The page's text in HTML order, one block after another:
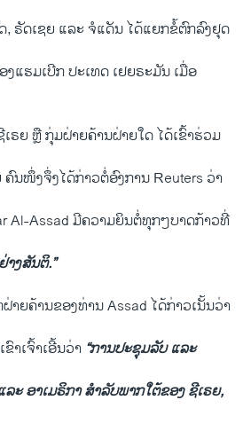
ຣັດເຊຍ ແລະ ຈໍແດັນ ໄດ້ແຍກຂໍ້ຕົກລົງຢຸດ
ແຮມເບີກ ປະເທດ ເຢຍຣະມັນ ເມື່ອ
ຣຍ ຫຼື ກຸ່ມຝ່າຍຄ້ານຝ່າຍໃດ ໄດ້ເຂົ້າຮ່ວມ
ນໜຶ່ງຈຶ່ງໄດ້ກ່າວຕໍ່ອົງການ Reuters ວ່າ
Al-Assad ມີຄວາມຍິນຕໍ່ທຸກໆບາດກ້າວທີ່
ງສັນຕິ.”
ຍຄ້ານຂອງທ່ານ Assad ໄດ້ກ່າວເນັ້ນວ່າ
າເຈົ້າເອີ້ນວ່າ “ການປະຊຸມລັບ ແລະ
ະ ອາເມຣິກາ ສຳລັບພາກໃຕ້ຂອງ ຊີເຣຍ,